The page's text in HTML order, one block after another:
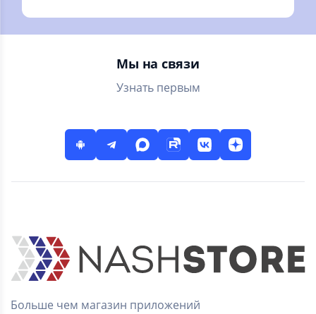
Мы на связи
Узнать первым
Больше чем магазин приложений